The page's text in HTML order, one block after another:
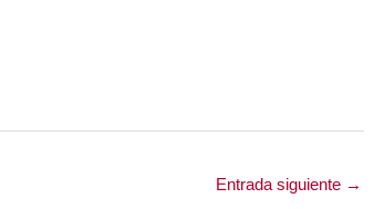
Entrada siguiente →